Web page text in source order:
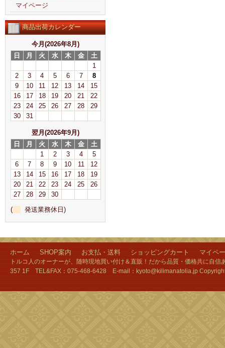
マイページ
商品出荷カレンダー
今月(2026年8月)
日
月 火 水 木 金
土
1
2
3 4 5 6 7
8
9
10 11 12 13 14
15
16
17 18 19 20 21
22
23
24 25 26 27 28
29
30
31
翌月(2026年9月)
日
月 火 水 木 金
土
1
2 3 4
5
6
7 8 9 10 11
12
13
14 15 16 17 18
19
20
21 22 23 24 25
26
27
28 29
30
(
発送業務休日)
ホーム SHOP案内 お支払・送料 ショッピングカート マイペ
トルコ人のオーナーが、随時現地買い付け＆直販！だから品質・価格共に自
357 1F TEL&FAX：075-468-6428 E-mail：kyoto@kilimanatolia.jp